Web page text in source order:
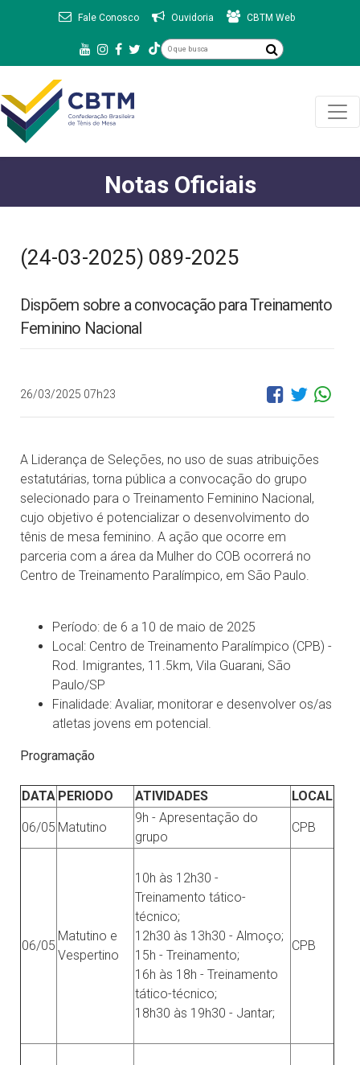
Fale Conosco Ouvidoria CBTM Web
Notas Oficiais
(24-03-2025) 089-2025
Dispõem sobre a convocação para Treinamento
Feminino Nacional
26/03/2025 07h23
A Liderança de Seleções, no uso de suas atribuições
estatutárias, torna pública a convocação do grupo
selecionado para o Treinamento Feminino Nacional,
cujo objetivo é potencializar o desenvolvimento do
tênis de mesa feminino. A ação que ocorre em
parceria com a área da Mulher do COB ocorrerá no
Centro de Treinamento Paralímpico, em São Paulo.
Período: de 6 a 10 de maio de 2025
Local: Centro de Treinamento Paralímpico (CPB) -
Rod. Imigrantes, 11.5km, Vila Guarani, São
Paulo/SP
Finalidade: Avaliar, monitorar e desenvolver os/as
atletas jovens em potencial.
Programação
DATA PERIODO ATIVIDADES LOCAL
06/05 Matutino
9h - Apresentação do
grupo
CPB
06/05
Matutino e
Vespertino
10h às 12h30 -
Treinamento tático-
técnico;
12h30 às 13h30 - Almoço;
15h - Treinamento;
16h às 18h - Treinamento
tático-técnico;
18h30 às 19h30 - Jantar;
CPB